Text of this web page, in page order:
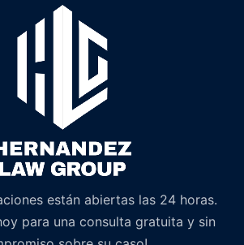
están abiertas las 24 horas.
para una consulta gratuita y sin